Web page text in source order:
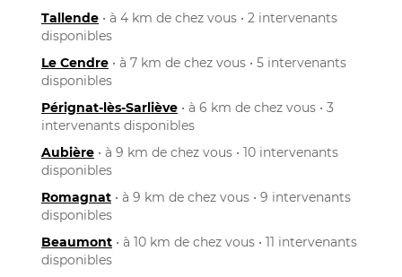
Tallende • à 4 km de chez vous • 2 intervenants
disponibles
Le Cendre • à 7 km de chez vous • 5 intervenants
disponibles
Pérignat-lès-Sarliève • à 6 km de chez vous • 3
intervenants disponibles
Aubière • à 9 km de chez vous • 10 intervenants
disponibles
Romagnat • à 9 km de chez vous • 9 intervenants
disponibles
Beaumont • à 10 km de chez vous • 11 intervenants
disponibles